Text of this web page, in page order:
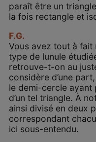
paraît être un
la fois rectangle et
F.G.
Vous avez tout à fait
type de lunule
retrouve-t-on au
considère d’une
le demi-cercle ayant
d’un tel triangle. À
ainsi divisé en deux
correspondant
ici sous-entendu.